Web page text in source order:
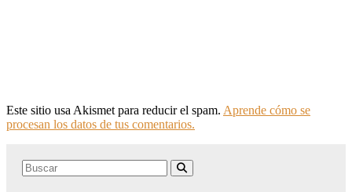
Este sitio usa Akismet para reducir el spam. Aprende cómo se
procesan los datos de tus comentarios.
Search